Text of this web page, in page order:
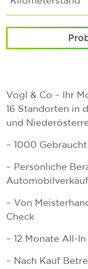
Vogl & Co – Ihr
16 Standorten in
und
– 1000
– Persönliche
– Von
Check
– 12 Monate All-
– Nach Kauf